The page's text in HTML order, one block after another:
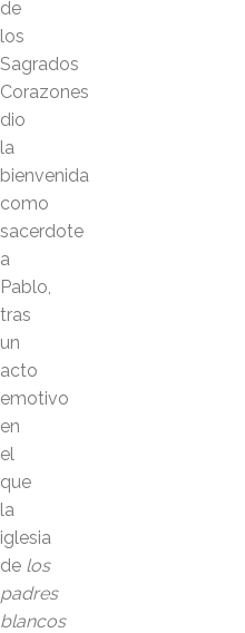
de
los
Sagrados
Corazones
dio
la
bienvenida
como
sacerdote
a
Pablo,
tras
un
acto
emotivo
en
el
que
la
iglesia
de los
padres
blancos